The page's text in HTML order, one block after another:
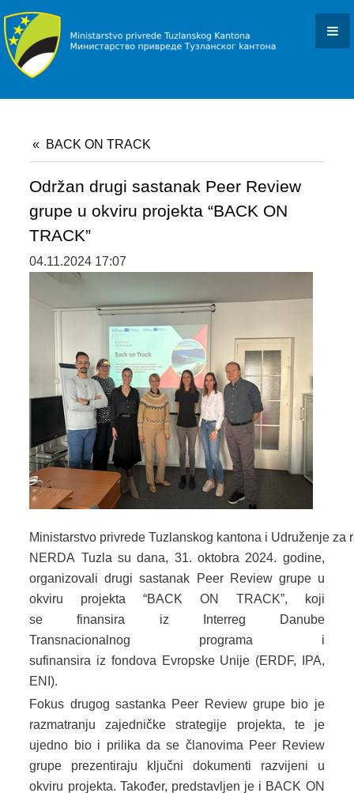
BACK ON TRACK
Održan drugi sastanak Peer Review
grupe u okviru projekta “BACK ON
TRACK”
04.11.2024 17:07
Ministarstvo privrede Tuzlanskog kantona i Udruženje za
NERDA Tuzla su dana, 31. oktobra 2024. godine,
organizovali drugi sastanak Peer Review grupe u
okviru projekta “BACK ON TRACK”, koji
se finansira iz Interreg Danube
Transnacionalnog programa i
sufinansira iz fondova Evropske Unije (ERDF, IPA,
ENI).
Fokus drugog sastanka Peer Review grupe bio je
razmatranju zajedničke strategije projekta, te je
ujedno bio i prilika da se članovima Peer Review
grupe prezentiraju ključni dokumenti razvijeni u
okviru projekta. Također, predstavljen je i BACK ON
OBAVJEŠTENJA I REZULTATI
DOKUMENTI
OBRASCI
OSTALO
JAVNE NABAVKE
BACK ON TRACK
SYSTEM EU
INDUSTRIAL HUB
ECOTECH INITIATIVE
EPOTICAJI
KONTAKT